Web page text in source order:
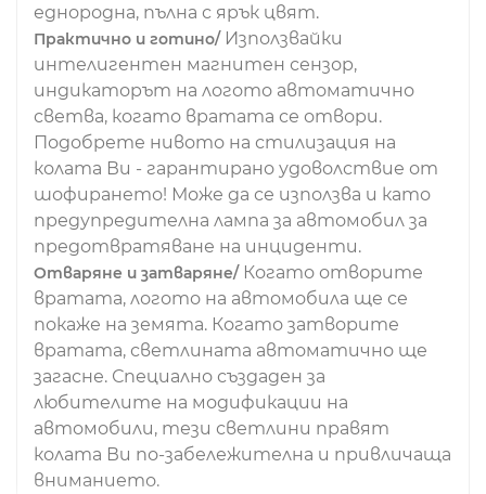
еднородна, пълна с ярък цвят.
Практично и готино/ Използвайки
интелигентен магнитен сензор,
индикаторът на логото автоматично
светва, когато вратата се отвори.
Подобрете нивото на стилизация на
колата Ви - гарантирано удоволствие от
шофирането! Може да се използва и като
предупредителна лампа за автомобил за
предотвратяване на инциденти.
Отваряне и затваряне/Когато отворите
вратата, логото на автомобила ще се
покаже на земята. Когато затворите
вратата, светлината автоматично ще
загасне. Специално създаден за
любителите на модификации на
автомобили, тези светлини правят
колата Ви по-забележителна и привличаща
вниманието.